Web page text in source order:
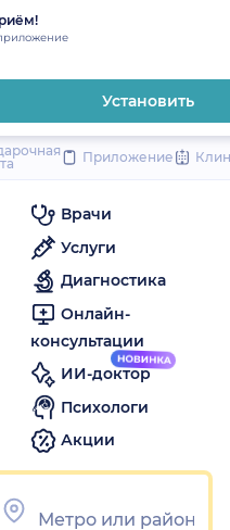
Установить
Приложение
Врачи
Услуги
Диагностика
Онлайн-
консультации
ИИ-доктор
Психологи
Акции